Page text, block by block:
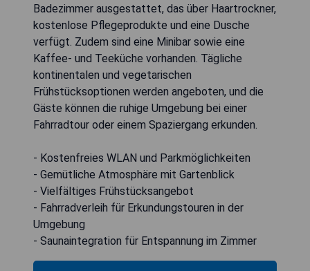
Badezimmer ausgestattet, das über Haartrockner,
kostenlose Pflegeprodukte und eine Dusche
verfügt. Zudem sind eine Minibar sowie eine
Kaffee- und Teeküche vorhanden. Tägliche
kontinentalen und vegetarischen
Frühstücksoptionen werden angeboten, und die
Gäste können die ruhige Umgebung bei einer
Fahrradtour oder einem Spaziergang erkunden.
- Kostenfreies WLAN und Parkmöglichkeiten
- Gemütliche Atmosphäre mit Gartenblick
- Vielfältiges Frühstücksangebot
- Fahrradverleih für Erkundungstouren in der
Umgebung
- Saunaintegration für Entspannung im Zimmer